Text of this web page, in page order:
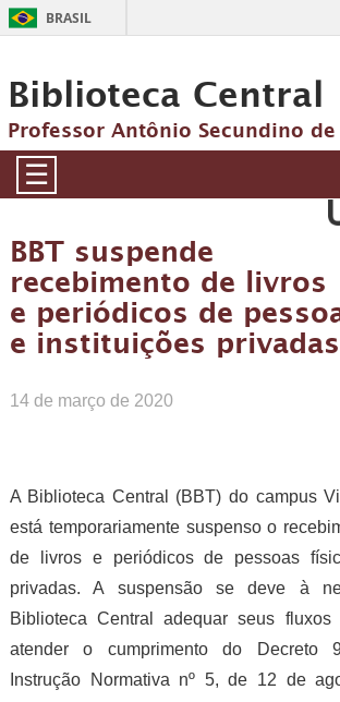
BRASIL
Biblioteca Central
Professor Antônio Secundino de
☰
BBT suspende
recebimento de livros
e periódicos de
e instituições privadas
14 de março de 2020
A Biblioteca Central (BBT) do campus
está temporariamente suspenso o
de livros e periódicos de pessoas
privadas. A suspensão se deve à
Biblioteca Central adequar seus
atender o cumprimento do Decreto
Instrução Normativa nº 5, de 12 de